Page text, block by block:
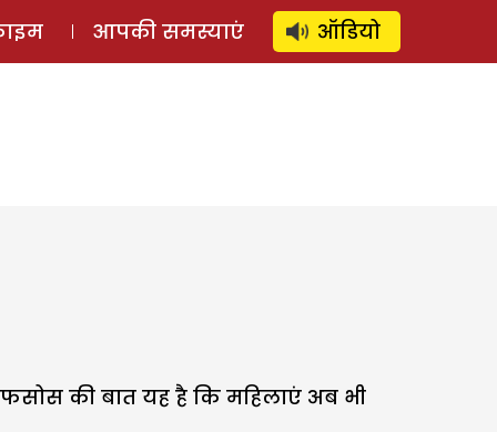
लॉग इन ⚲ SUBSCRIBE
आपकी समस्याएं ऑडियो
की बात यह है कि महिलाएं अब भी